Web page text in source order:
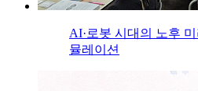
AI·로봇 시대의 노후
뮬레이션